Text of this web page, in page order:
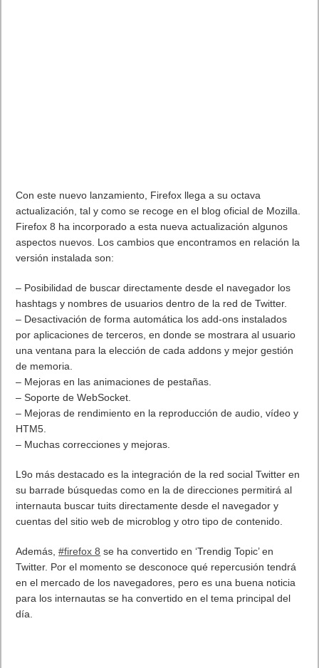
Con este nuevo lanzamiento, Firefox llega a su octava
actualización, tal y como se recoge en el blog oficial de Mozilla.
Firefox 8 ha incorporado a esta nueva actualización algunos
aspectos nuevos. Los cambios que encontramos en relación la
versión instalada son:
– Posibilidad de buscar directamente desde el navegador los
hashtags y nombres de usuarios dentro de la red de Twitter.
– Desactivación de forma automática los add-ons instalados
por aplicaciones de terceros, en donde se mostrara al usuario
una ventana para la elección de cada addons y mejor gestión
de memoria.
– Mejoras en las animaciones de pestañas.
– Soporte de WebSocket.
– Mejoras de rendimiento en la reproducción de audio, vídeo y
HTM5.
– Muchas correcciones y mejoras.
L9o más destacado es la integración de la red social Twitter en
su barrade búsquedas como en la de direcciones permitirá al
internauta buscar tuits directamente desde el navegador y
cuentas del sitio web de microblog y otro tipo de contenido.
Además,#firefox 8se ha convertido en ‘Trendig Topic’ en
Twitter. Por el momento se desconoce qué repercusión tendrá
en el mercado de los navegadores, pero es una buena noticia
para los internautas se ha convertido en el tema principal del
día.